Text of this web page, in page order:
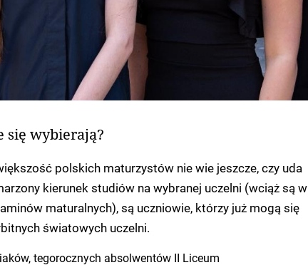
się wybierają?
polskich maturzystów nie wie jeszcze, czy uda
kierunek studiów na wybranej uczelni (wciąż są w
maturalnych), są uczniowie, którzy już mogą się
światowych uczelni.
tegorocznych absolwentów II Liceum